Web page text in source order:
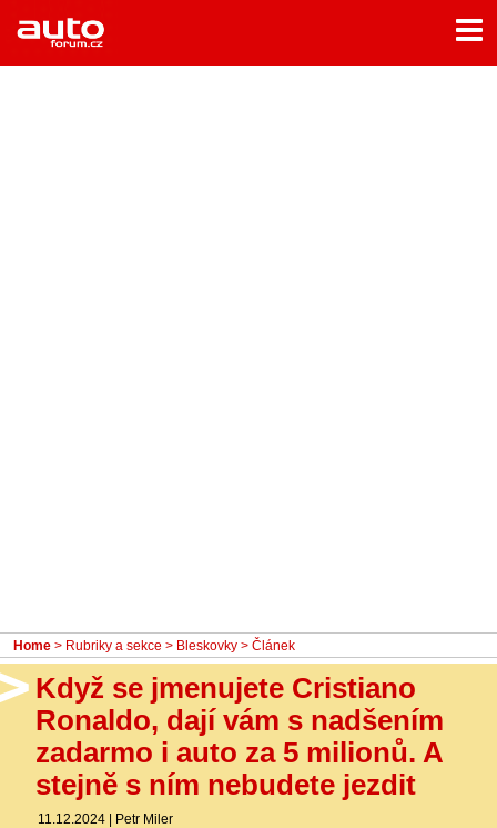
Home
Rubriky
Home > Rubriky a sekce > Bleskovky > Článek
Když se jmenujete Cristiano
Ronaldo, dají vám s nadšením
zadarmo i auto za 5 milionů. A
stejně s ním nebudete jezdit
11.12.2024 | Petr Miler